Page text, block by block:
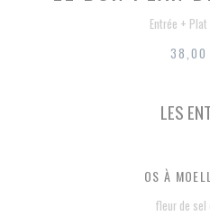
Entrée +
38,00
LES
OS À
fleur de